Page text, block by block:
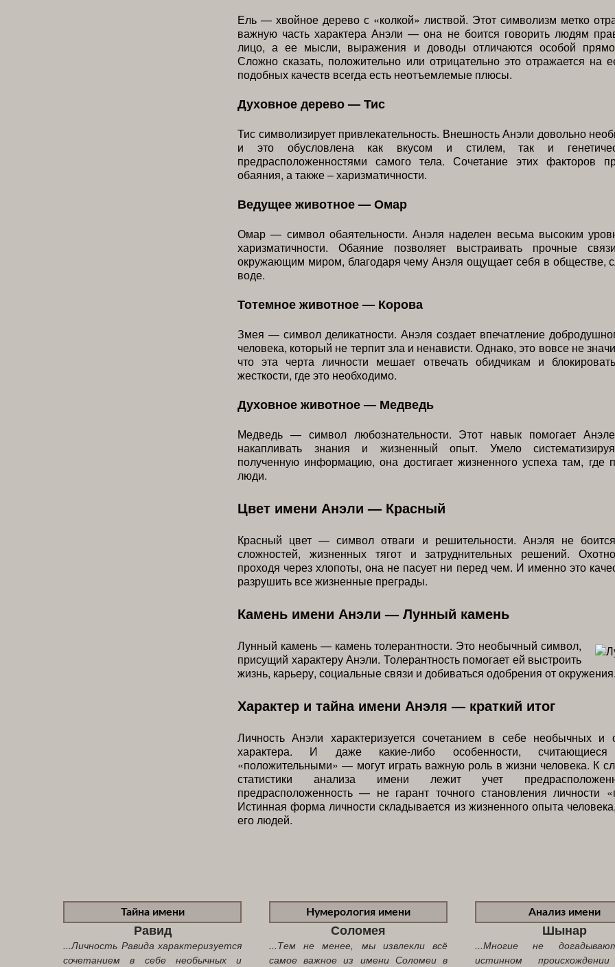
Ель — хвойное дерево с «колкой» листвой. Этот символизм метко
важную часть характера Анэли — она не боится говорить людям
лицо, а ее мысли, выражения и доводы отличаются особой
Сложно сказать, положительно или отрицательно это отражается на
подобных качеств всегда есть неотъемлемые плюсы.
Духовное дерево — Тис
Тис символизирует привлекательность. Внешность Анэли довольно
и это обусловлена как вкусом и стилем, так и
предрасположенностями самого тела. Сочетание этих факторов
обаяния, а также – харизматичности.
Ведущее животное — Омар
Омар — символ обаятельности. Анэля наделен весьма высоким
харизматичности. Обаяние позволяет выстраивать прочные
окружающим миром, благодаря чему Анэля ощущает себя в обществе,
воде.
Тотемное животное — Корова
Змея — символ деликатности. Анэля создает впечатление
человека, который не терпит зла и ненависти. Однако, это вовсе не
что эта черта личности мешает отвечать обидчикам и
жесткости, где это необходимо.
Духовное животное — Медведь
Медведь — символ любознательности. Этот навык помогает Анэле
накапливать знания и жизненный опыт. Умело систематизируя
полученную информацию, она достигает жизненного успеха там, где
люди.
Цвет имени Анэли — Красный
Красный цвет — символ отваги и решительности. Анэля не боится
сложностей, жизненных тягот и затруднительных решений. Охотно
проходя через хлопоты, она не пасует ни перед чем. И именно это
разрушить все жизненные преграды.
Камень имени Анэли — Лунный камень
Лунный камень — камень толерантности. Это необычный символ,
присущий характеру Анэли. Толерантность помогает ей выстроить
жизнь, карьеру, социальные связи и добиваться одобрения от
Характер и тайна имени Анэля — краткий итог
Личность Анэли характеризуется сочетанием в себе необычных и
характера. И даже какие-либо особенности,
«положительными» — могут играть важную роль в жизни человека. К
статистики анализа имени лежит учет
предрасположенность — не гарант точного становления личности
Истинная форма личности складывается из жизненного опыта
его людей.
Тайна имени
Равид
...Личность Равида характеризуется
сочетанием в себе необычных и
Нумерология имени
Соломея
...Тем не менее, мы извлекли всё
самое важное из имени Соломеи в
Анализ имени
Шынар
...Многие не
истинном